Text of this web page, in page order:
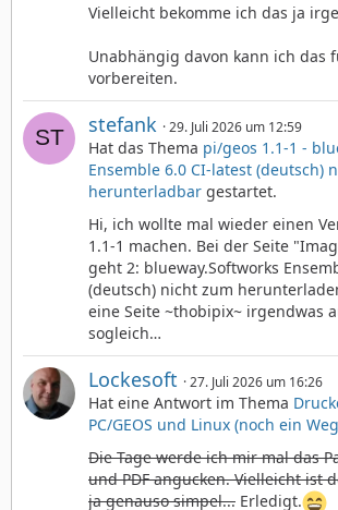
Vielleicht bekomme ich das ja
Unabhängig davon kann ich das
vorbereiten.
stefank 29. Juli 2026 um 12:59
Hat das Thema pi/geos 1.1-1 -
Ensemble 6.0 CI-latest (deutsch)
herunterladbar gestartet.
Hi, ich wollte mal wieder einen
1.1-1 machen. Bei der Seite
geht 2: blueway.Softworks
(deutsch) nicht zum
eine Seite ~thobipix~ irgendwas
sogleich…
Lockesoft 27. Juli 2026 um 16:26
Hat eine Antwort im Thema
PC/GEOS und Linux (noch ein
Die Tage werde ich mir mal das
und PDF angucken. Vielleicht ist
ja genauso simpel... Erledigt.